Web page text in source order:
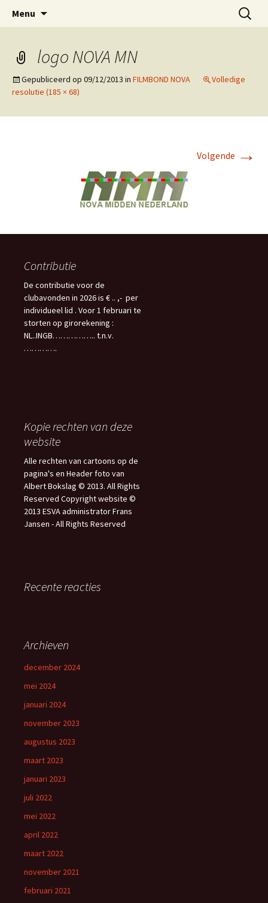
inhoud
VIDEOCLUBEDE
ESVA is uw videoclub in de regio Ede
Menu
Zoeken
naar:
logo NOVA MN
Gepubliceerd op 09/12/2013 in FILMBOND NOVA
Volledige
resolutie (185 × 68)
Volgende →
Contributie
De contributie voor de
clubavonden in 2026 is € .. ,- per
individueel lid . Voor 1 februari te
storten op girorekening :
NL..INGB…………….. t.n.v.
………….
Kopie rechten van deze
website
Alle rechten van cartoons op de
pagina's en Header foto van
Albert Bokslag © 2013. All Rights
Reserved Copyright website ©
2013 ESVA administrator Frans
Jansen - All Rights Reserved
Recente reacties
Archieven
december 2024
mei 2024
januari 2024
november 2023
augustus 2023
maart 2023
januari 2023
juli 2022
mei 2022
april 2022
maart 2022
november 2021
februari 2021